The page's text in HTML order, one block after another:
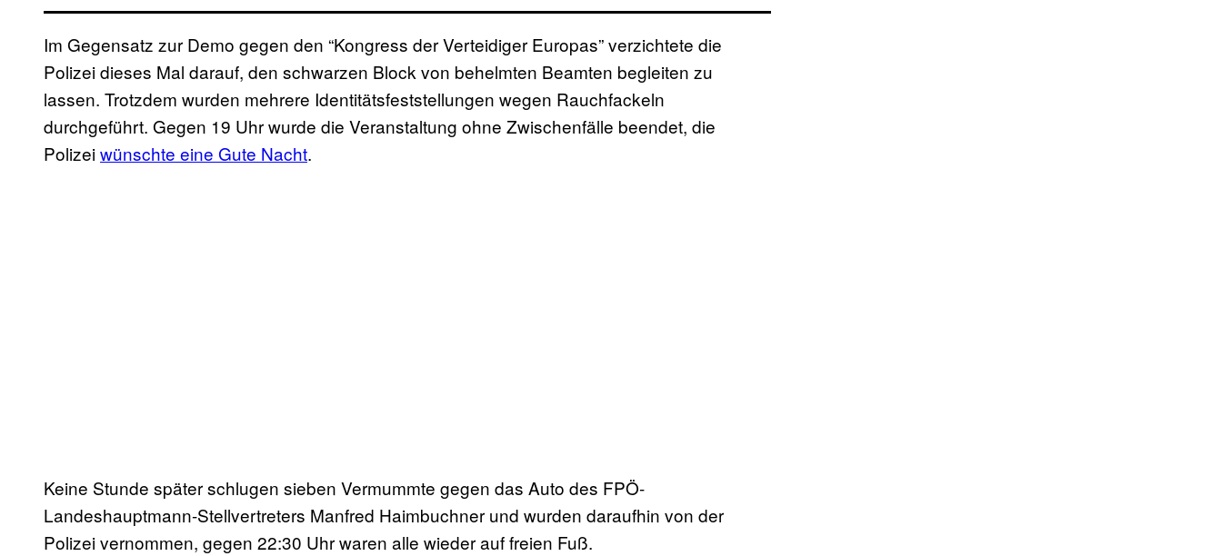
Im Gegensatz zur Demo gegen den “Kongress der Verteidiger Europas” verzichtete die
Polizei dieses Mal darauf, den schwarzen Block von behelmten Beamten begleiten zu
lassen. Trotzdem wurden mehrere Identitätsfeststellungen wegen Rauchfackeln
durchgeführt. Gegen 19 Uhr wurde die Veranstaltung ohne Zwischenfälle beendet, die
Polizeiwünschte eine Gute Nacht.
Keine Stunde später schlugen sieben Vermummte gegen das Auto des FPÖ-
Landeshauptmann-Stellvertreters Manfred Haimbuchner und wurden daraufhin von der
Polizei vernommen, gegen 22:30 Uhr waren alle wieder auf freien Fuß.